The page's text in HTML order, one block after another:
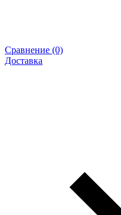
Сравнение (0)
Доставка